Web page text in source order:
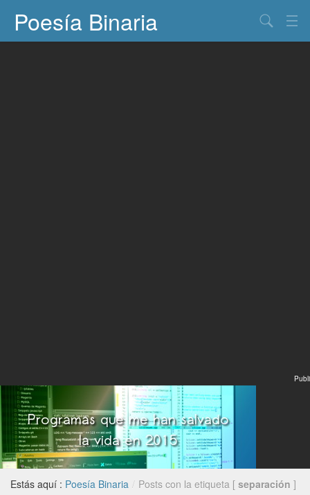
Poesía Binaria
Publi
Estás aquí : Poesía Binaria / Posts con la etiqueta [ separación ]